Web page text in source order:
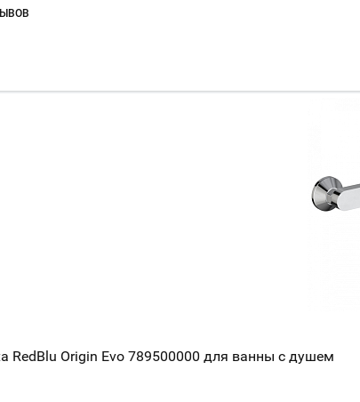
RedBlu Origin Evo 789500000 для ванны с душем